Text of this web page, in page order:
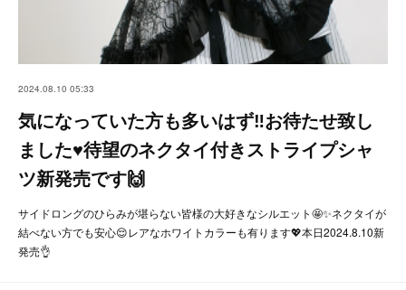
2024.08.10 05:33
気になっていた方も多いはず‼️お待たせ致し
ました♥️待望のネクタイ付きストライプシャ
ツ新発売です🙌
サイドロングのひらみが堪らない皆様の大好きなシルエット🤩✨ネクタイが
結べない方でも安心😌レアなホワイトカラーも有ります💖本日2024.8.10新
発売👌